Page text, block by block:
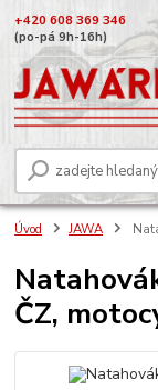
+420 608 369 346
(po-pá 9h-16h)
Úvod JAWA
ČZ,